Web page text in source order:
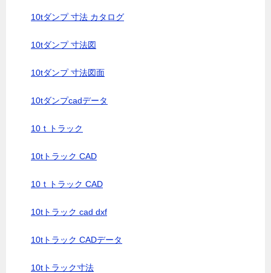
10tダンプ 寸法 カタログ
10tダンプ 寸法図
10tダンプ 寸法図面
10tダンプcadデータ
10ｔトラック
10tトラック CAD
10ｔトラック CAD
10tトラック cad dxf
10tトラック CADデータ
10tトラック寸法